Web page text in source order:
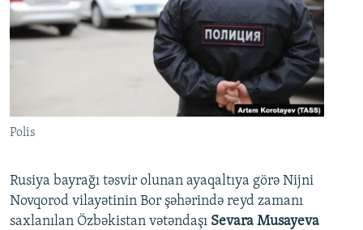
Polis
Rusiya bayrağı təsvir olunan ayaqaltıya görə Nijni
Novqorod vilayətinin Bor şəhərində reyd zamanı
saxlanılan Özbəkistan vətəndaşı Sevara Musayeva